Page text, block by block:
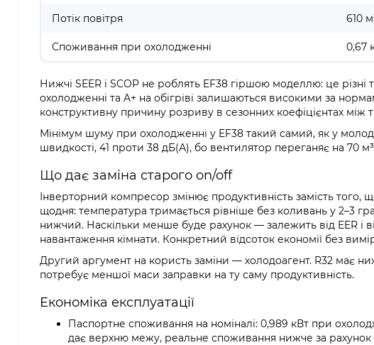
Потік повітря 610
Споживання при охолодженні 0,67
Нижчі SEER і SCOP не роблять EF38 гіршою моделлю: це
охолодженні та A+ на обігріві залишаються високими за
конструктивну причину розриву в сезонних коефіцієнтах
Мінімум шуму при охолодженні у EF38 такий самий, як у
швидкості, 41 проти 38 дБ(А), бо вентилятор переганяє на 70
Що дає заміна старого on/off
Інверторний компресор змінює продуктивність замість
щодня: температура тримається рівніше без коливань у 2–3
нижчий. Наскільки менше буде рахунок — залежить від EER і
навантаження кімнати. Конкретний відсоток економії без
Другий аргумент на користь заміни — холодоагент. R32 має
потребує меншої маси заправки на ту саму продуктивність.
Економіка експлуатації
Паспортне споживання на номіналі: 0,989 кВт при
дає верхню межу, реальне споживання нижче за рахунок